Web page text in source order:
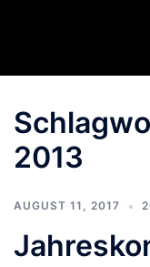
2013
AUGUST 11, 2017